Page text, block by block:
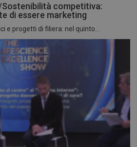
Sostenibilità competitiva:
di essere marketing
e progetti di filiera: nel quinto...